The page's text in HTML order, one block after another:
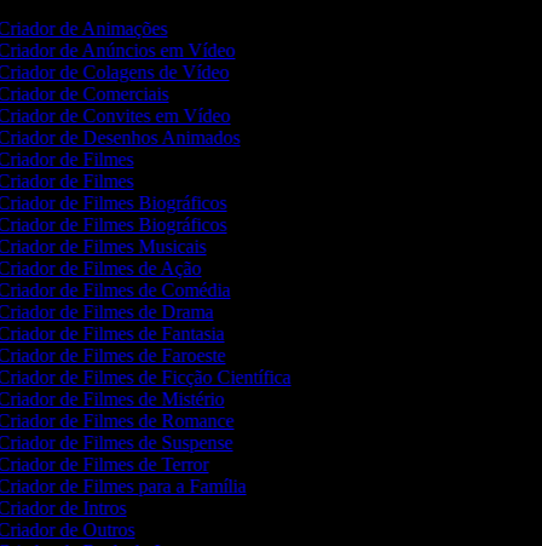
de Animações
de Anúncios em Vídeo
de Colagens de Vídeo
de Comerciais
de Convites em Vídeo
de Desenhos Animados
de Filmes
de Filmes
de Filmes Biográficos
de Filmes Biográficos
de Filmes Musicais
de Filmes de Ação
de Filmes de Comédia
de Filmes de Drama
de Filmes de Fantasia
de Filmes de Faroeste
de Filmes de Ficção Científica
de Filmes de Mistério
de Filmes de Romance
de Filmes de Suspense
de Filmes de Terror
de Filmes para a Família
de Intros
de Outros